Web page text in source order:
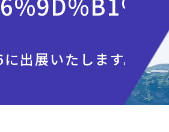
出展いたします。